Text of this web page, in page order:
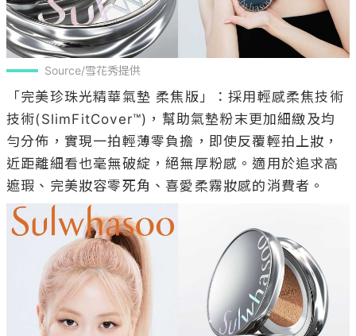
Source/雪花秀提供
「完美珍珠光精華氣墊 柔焦版」：採用輕感柔焦技術
技術(SlimFitCover™)，幫助氣墊粉末更加細緻及均
勻分佈，實現一拍輕薄零負擔，即使反覆輕拍上妝，
近距離細看也毫無破綻，絕無厚粉感。適用於追求高